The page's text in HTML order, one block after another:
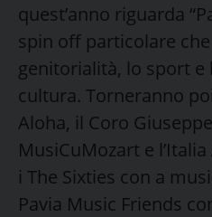
quest’anno riguarda
spin off particolare
genitorialità, lo sport e
cultura. Torneranno
Aloha, il Coro
MusiCuMozart e
i The Sixties con a
Pavia Music Friends